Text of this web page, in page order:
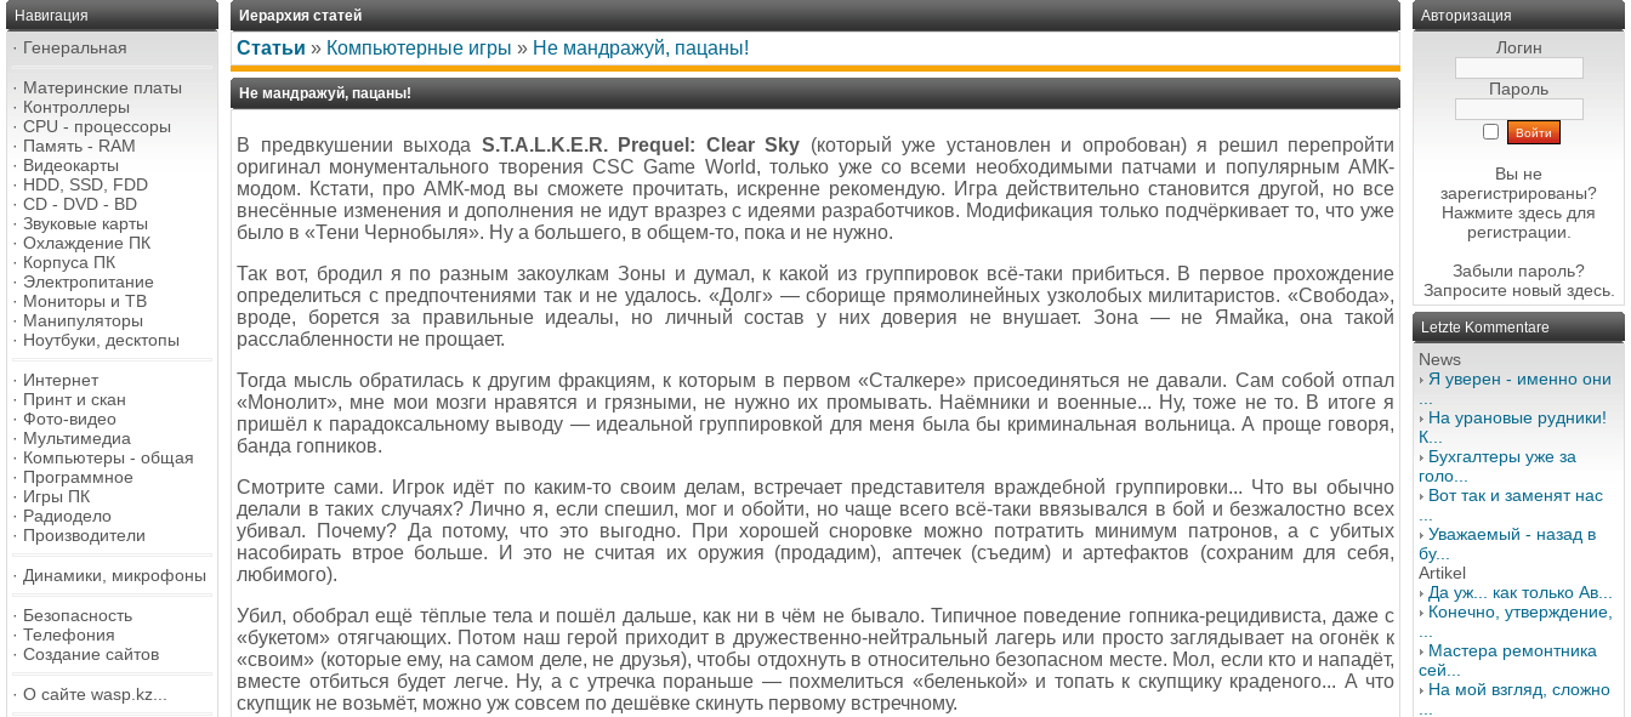
Навигация
· Генеральная
· Материнские платы
· Контроллеры
· CPU - процессоры
· Память - RAM
· Видеокарты
· HDD, SSD, FDD
· CD - DVD - BD
· Звуковые карты
· Охлаждение ПК
· Корпуса ПК
· Электропитание
· Мониторы и ТВ
· Манипуляторы
· Ноутбуки, десктопы
· Интернет
· Принт и скан
· Фото-видео
· Мультимедиа
· Компьютеры - общая
· Программное
· Игры ПК
· Радиодело
· Производители
· Динамики, микрофоны
· Безопасность
· Телефония
· Создание сайтов
· О сайте wasp.kz...
Иерархия статей
Статьи » Компьютерные игры » He мандражуй, пацаны!
He мандражуй, пацаны!
В предвкушении выхода S.T.A.L.K.E.R. Prequel: Clear Sky (который уже установлен и опробован) я решил перепройти
оригинал монументального творения CSC Game World, только уже со всеми необходимыми патчами и популярным АМК-
модом. Кстати, про АМК-мод вы сможете прочитать, искренне рекомендую. Игра действительно становится другой, но все
внесённые изменения и дополнения не идут вразрез с идеями разработчиков. Модификация только подчёркивает то, что уже
было в «Тени Чернобыля». Ну а большего, в общем-то, пока и не нужно.
Так вот, бродил я по разным закоулкам Зоны и думал, к какой из группировок всё-таки прибиться. В первое прохождение
определиться с предпочтениями так и не удалось. «Долг» — сборище прямолинейных узколобых милитаристов. «Свобода»,
вроде, борется за правильные идеалы, но личный состав у них доверия не внушает. Зона — не Ямайка, она такой
расслабленности не прощает.
Тогда мысль обратилась к другим фракциям, к которым в первом «Сталкере» присоединяться не давали. Сам собой отпал
«Монолит», мне мои мозги нравятся и грязными, не нужно их промывать. Наёмники и военные... Ну, тоже не то. В итоге я
пришёл к парадоксальному выводу — идеальной группировкой для меня была бы криминальная вольница. А проще говоря,
банда гопников.
Смотрите сами. Игрок идёт по каким-то своим делам, встречает представителя враждебной группировки... Что вы обычно
делали в таких случаях? Лично я, если спешил, мог и обойти, но чаще всего всё-таки ввязывался в бой и безжалостно всех
убивал. Почему? Да потому, что это выгодно. При хорошей сноровке можно потратить минимум патронов, а с убитых
насобирать втрое больше. И это не считая их оружия (продадим), аптечек (съедим) и артефактов (сохраним для себя,
любимого).
Убил, обобрал ещё тёплые тела и пошёл дальше, как ни в чём не бывало. Типичное поведение гопника-рецидивиста, даже с
«букетом» отягчающих. Потом наш герой приходит в дружественно-нейтральный лагерь или просто заглядывает на огонёк к
«своим» (которые ему, на самом деле, не друзья), чтобы отдохнуть в относительно безопасном месте. Мол, если кто и нападёт,
вместе отбиться будет легче. Ну, а с утречка пораньше — похмелиться «беленькой» и топать к скупщику краденого... А что
скупщик не возьмёт, можно уж совсем по дешёвке скинуть первому встречному.
Авторизация
Логин
Пароль
Вы не
зарегистрированы?
Нажмите здесь для
регистрации.
Забыли пароль?
Запросите новый здесь.
Letzte Kommentare
News
Я уверен - именно они
На урановые рудники!
К...
Бухгалтеры уже за
голо...
Вот так и заменят нас
Уважаемый - назад в
бу...
Artikel
Да уж... как только Ав...
Конечно, утверждение,
Мастера ремонтника
сей...
На мой взгляд, сложно